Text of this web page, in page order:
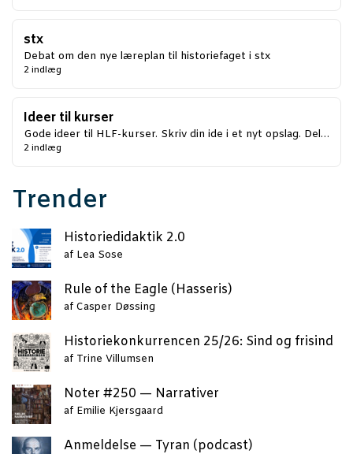
stx
Debat om den nye læreplan til historiefaget i stx
2 indlæg
Ideer til kurser
Gode ideer til HLF-kurser. Skriv din ide i et nyt opslag. Del…
2 indlæg
Trender
Histo­ri­e­di­dak­tik 2.0
af Lea Sose
Rule of the Eag­le (Has­se­ris)
af Casper Døssing
Histo­rie­kon­kur­ren­cen 25/26: Sind og frisind
af Trine Villumsen
Noter #250 — Narrativer
af Emilie Kjersgaard
Anmel­del­se — Tyran (podcast)